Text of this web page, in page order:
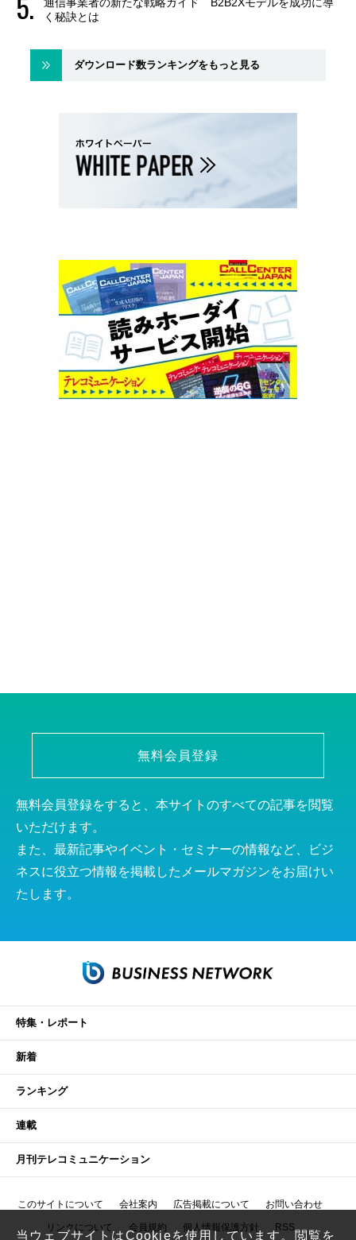
く秘訣とは
ダウンロード数ランキングをもっと見る
無料会員登録
無料会員登録をすると、本サイトのすべての記事を閲覧
いただけます。
また、最新記事やイベント・セミナーの情報など、ビジ
ネスに役立つ情報を掲載したメールマガジンをお届けい
たします。
特集・レポート
新着
ランキング
連載
月刊テレコミュニケーション
このサイトについて 会社案内 広告掲載について お問い合わせ
リンクについて 会員規約 個人情報保護方針 RSS
当ウェブサイトはCookieを使用しています。閲覧を